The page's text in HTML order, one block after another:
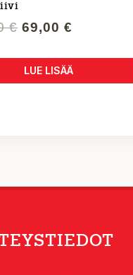
€ Alkuperäinen
oli:
161,90 €.
69,00€
on:
69,00 €.
LUE LISÄÄ